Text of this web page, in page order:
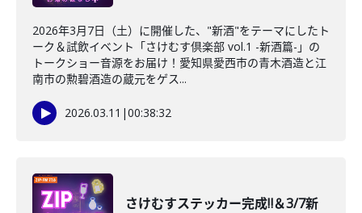
2026年3月7日（土）に開催した、"新酒"をテーマにしたト
ーク＆試飲イベント「さけむす倶楽部 vol.1 -新酒篇-」の
トークショー音源をお届け！愛知県愛西市の青木酒造と江
南市の勲碧酒造の蔵元をゲス...
2026.03.11 |00:38:32
さけむすステッカー完成‼＆3/7新